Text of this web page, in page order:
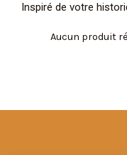
Inspiré de votre
Aucun produit